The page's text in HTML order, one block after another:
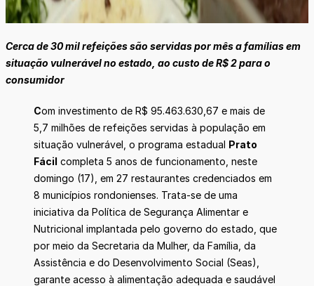
Cerca de 30 mil refeições são servidas por mês a famílias em
situação vulnerável no estado, ao custo de R$ 2 para o
consumidor
Com investimento de R$ 95.463.630,67 e mais de
5,7 milhões de refeições servidas à população em
situação vulnerável, o programa estadual Prato
Fácil completa 5 anos de funcionamento, neste
domingo (17), em 27 restaurantes credenciados em
8 municípios rondonienses. Trata-se de uma
iniciativa da Política de Segurança Alimentar e
Nutricional implantada pelo governo do estado, que
por meio da Secretaria da Mulher, da Família, da
Assistência e do Desenvolvimento Social (Seas),
garante acesso à alimentação adequada e saudável